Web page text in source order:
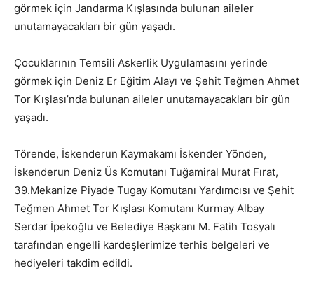
görmek için Jandarma Kışlasında bulunan aileler
unutamayacakları bir gün yaşadı.
Çocuklarının Temsili Askerlik Uygulamasını yerinde
görmek için Deniz Er Eğitim Alayı ve Şehit Teğmen Ahmet
Tor Kışlası’nda bulunan aileler unutamayacakları bir gün
yaşadı.
Törende, İskenderun Kaymakamı İskender Yönden,
İskenderun Deniz Üs Komutanı Tuğamiral Murat Fırat,
39.Mekanize Piyade Tugay Komutanı Yardımcısı ve Şehit
Teğmen Ahmet Tor Kışlası Komutanı Kurmay Albay
Serdar İpekoğlu ve Belediye Başkanı M. Fatih Tosyalı
tarafından engelli kardeşlerimize terhis belgeleri ve
hediyeleri takdim edildi.